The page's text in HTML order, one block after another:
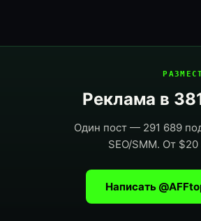
Реклама в
Один пост — 291 689
SEO/SMM. От $20
Написать